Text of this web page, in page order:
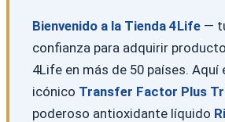
Bienvenido a la Tienda 4Life—
confianza para adquirir
4Life en más de 50 países. Aquí
icónico Transfer Factor Plus
poderoso antioxidante líquido